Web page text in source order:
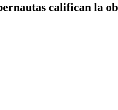
califican la